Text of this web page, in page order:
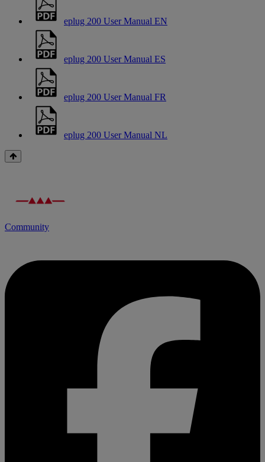
eplug 200 User Manual EN
eplug 200 User Manual ES
eplug 200 User Manual FR
eplug 200 User Manual NL
Community